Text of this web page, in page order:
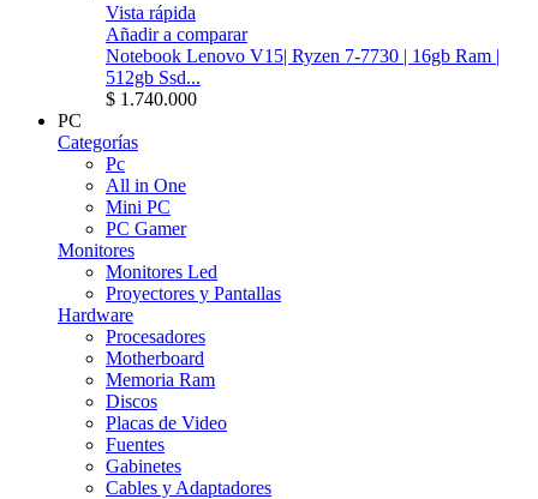
Vista rápida
Añadir a comparar
Notebook Lenovo V15| Ryzen 7-7730 | 16gb Ram |
512gb Ssd...
$ 1.740.000
PC
Categorías
Pc
All in One
Mini PC
PC Gamer
Monitores
Monitores Led
Proyectores y Pantallas
Hardware
Procesadores
Motherboard
Memoria Ram
Discos
Placas de Video
Fuentes
Gabinetes
Cables y Adaptadores